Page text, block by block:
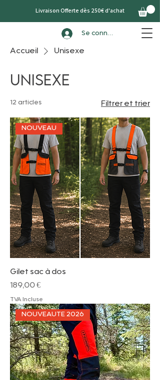
Se connecter
Livraison Offerte dès 250€ d'achat
Accueil Unisexe
Unisexe
12 articles Filtrer et trier
NOUVEAU
Gilet sac à dos
Prix
189,00 €
TVA Incluse
NOUVEAUTE 2026